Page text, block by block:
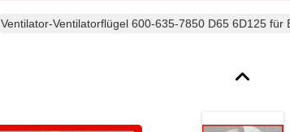
Ventilator-Ventilatorflügel 600-635-7850 D65 6D125